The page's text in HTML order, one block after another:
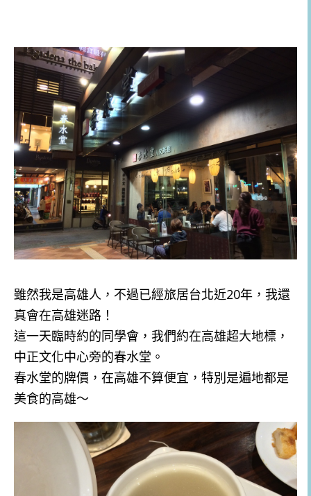
雖然我是高雄人，不過已經旅居台北近20年，我還
真會在高雄迷路！
這一天臨時約的同學會，我們約在高雄超大地標，
中正文化中心旁的春水堂。
春水堂的牌價，在高雄不算便宜，特別是遍地都是
美食的高雄～